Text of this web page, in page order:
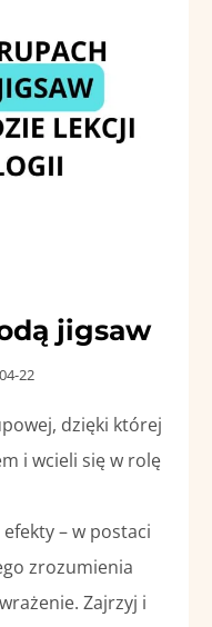
jigsaw
22
dzięki której
i wcieli się w rolę
– w postaci
zrozumienia
Zajrzyj i